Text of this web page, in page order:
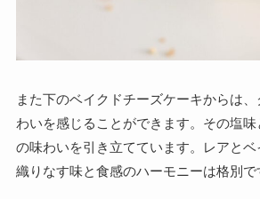
また下のベイクドチーズケーキからは
わいを感じることができます。その塩
の味わいを引き立てています。レアと
織りなす味と食感のハーモニーは格別で